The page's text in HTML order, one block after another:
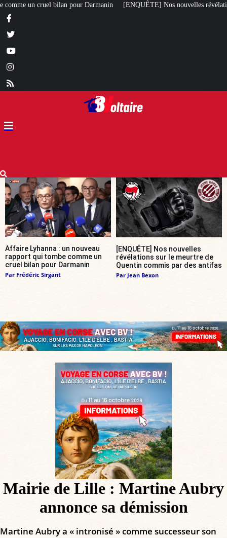
[ENQUÊTE] Nos nouvelles révélations sur le meurtre de Quentin
Affaire Lyhanna : un nouveau
rapport qui tombe comme un
cruel bilan pour Darmanin
Par Frédéric Sirgant
[ENQUÊTE] Nos nouvelles
révélations sur le meurtre de
Quentin commis par des antifas
Par Jean Bexon
Mairie de Lille : Martine Aubry
annonce sa démission
Martine Aubry a « intronisé » comme successeur son